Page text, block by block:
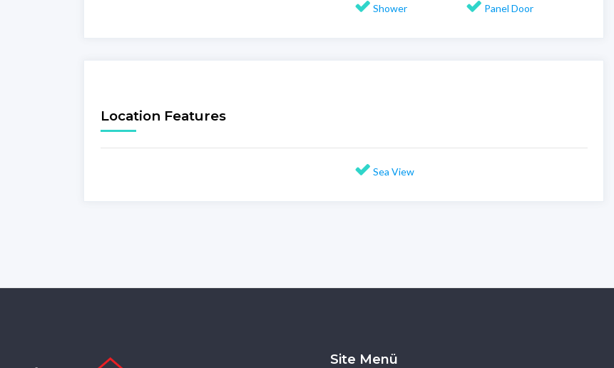
Shower Panel Door
Location Features
Sea View
Site Menü